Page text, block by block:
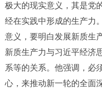
极大的现实意义，其是党
经在实践中形成的生产力
意义，要明白发展新质生
新质生产力与习近平经济
系等的关系。他强调，必
心，来推动新一轮的全面